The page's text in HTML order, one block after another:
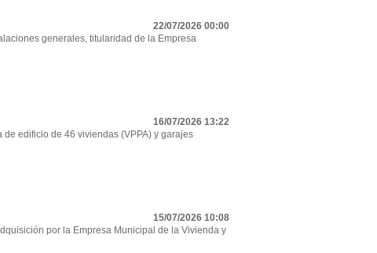
22/07/2026 00:00
generales, titularidad de la Empresa
16/07/2026 13:22
edificio de 46 viviendas (VPPA) y garajes
15/07/2026 10:08
por la Empresa Municipal de la Vivienda y